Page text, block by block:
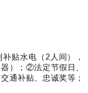
贴水电（2人间），
）；②法定节假日、
通补贴、忠诚奖等；